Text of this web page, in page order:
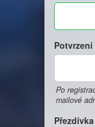
Potvrzení
Po
mailové
Přezdívka